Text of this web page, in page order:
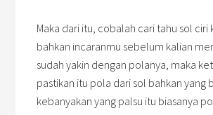
Maka dari itu, cobalah cari tahu sol ciri
bahkan incaranmu sebelum kalian
sudah yakin dengan polanya, maka
pastikan itu pola dari sol bahkan yang
kebanyakan yang palsu itu biasanya